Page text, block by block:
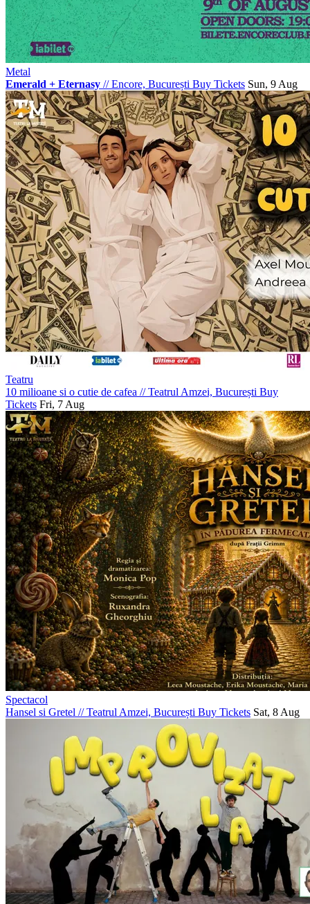
Metal
Emerald + Eternasy //Encore, București Buy Tickets Sun, 9 Aug
Teatru
10 milioane si o cutie de cafea //Teatrul Amzei, București Buy
Tickets Fri, 7 Aug
Spectacol
Hansel si Gretel //Teatrul Amzei, București Buy Tickets Sat, 8 Aug